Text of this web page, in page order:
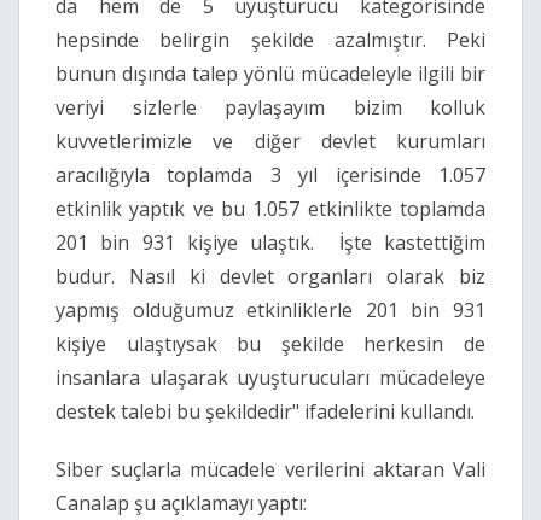
da hem de 5 uyuşturucu kategorisinde
hepsinde belirgin şekilde azalmıştır. Peki
bunun dışında talep yönlü mücadeleyle ilgili bir
veriyi sizlerle paylaşayım bizim kolluk
kuvvetlerimizle ve diğer devlet kurumları
aracılığıyla toplamda 3 yıl içerisinde 1.057
etkinlik yaptık ve bu 1.057 etkinlikte toplamda
201 bin 931 kişiye ulaştık. İşte kastettiğim
budur. Nasıl ki devlet organları olarak biz
yapmış olduğumuz etkinliklerle 201 bin 931
kişiye ulaştıysak bu şekilde herkesin de
insanlara ulaşarak uyuşturucuları mücadeleye
destek talebi bu şekildedir" ifadelerini kullandı.
Siber suçlarla mücadele verilerini aktaran Vali
Canalap şu açıklamayı yaptı: